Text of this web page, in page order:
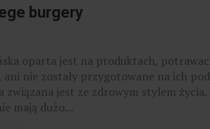
burgery
oparta jest na produktach,
ani nie zostały przygotowane na ich
związana jest ze zdrowym stylem życia.
mają dużo...